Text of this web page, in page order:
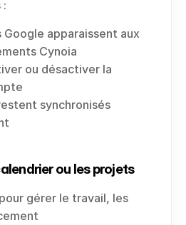
:
apparaissent aux
Cynoia
ou désactiver la
synchronisés
ou les projets
pour gérer le travail, les